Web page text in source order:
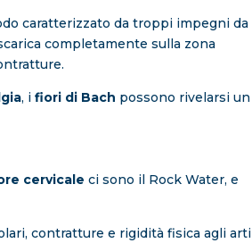
caratterizzato da troppi impegni da
completamente sulla zona
, i fiori di Bach possono rivelarsi un
cervicale ci sono il Rock Water, e
contratture e rigidità fisica agli arti